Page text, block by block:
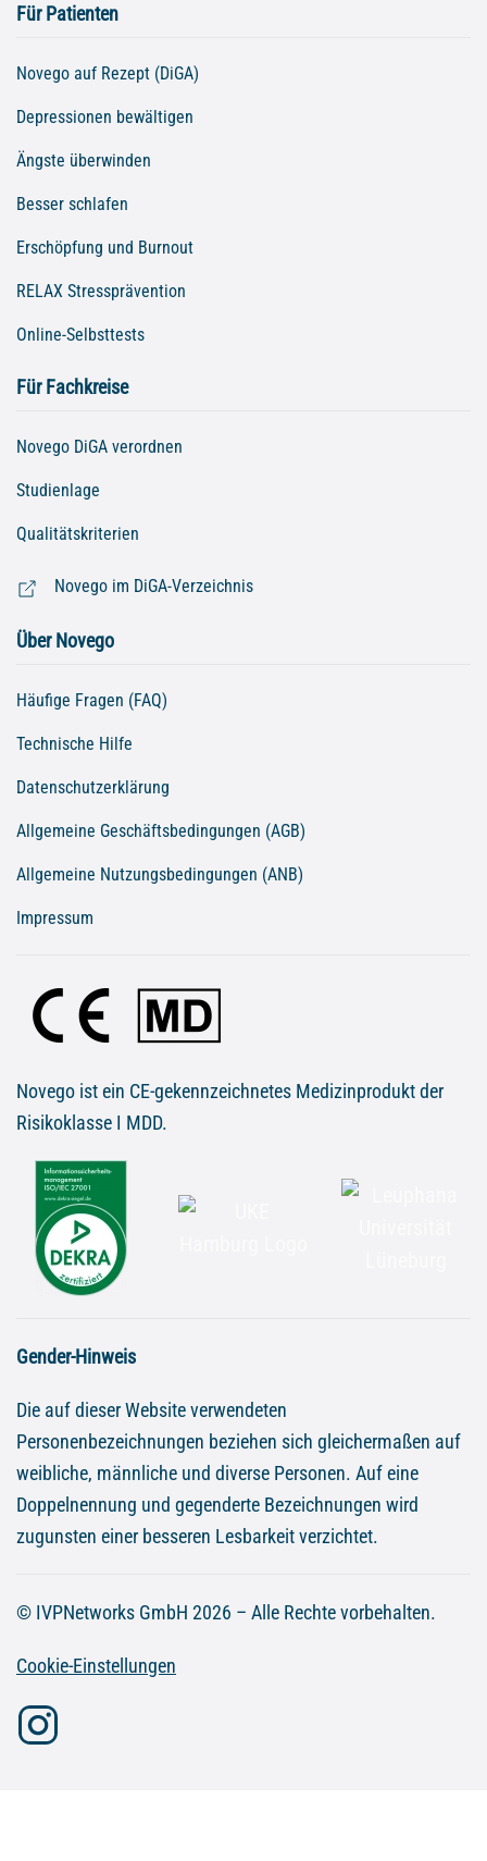
Für Patienten
Novego auf Rezept (DiGA)
Depressionen bewältigen
Ängste überwinden
Besser schlafen
Erschöpfung und Burnout
RELAX Stressprävention
Online-Selbsttests
Für Fachkreise
Novego DiGA verordnen
Studienlage
Qualitätskriterien
Novego im DiGA-Verzeichnis
Über Novego
Häufige Fragen (FAQ)
Technische Hilfe
Datenschutzerklärung
Allgemeine Geschäftsbedingungen (AGB)
Allgemeine Nutzungsbedingungen (ANB)
Impressum
Novego ist ein CE-gekennzeichnetes Medizinprodukt der
Risikoklasse I MDD.
Gender-Hinweis
Die auf dieser Website verwendeten
Personenbezeichnungen beziehen sich gleichermaßen auf
weibliche, männliche und diverse Personen. Auf eine
Doppelnennung und gegenderte Bezeichnungen wird
zugunsten einer besseren Lesbarkeit verzichtet.
© IVPNetworks GmbH 2026 – Alle Rechte vorbehalten.
Cookie-Einstellungen